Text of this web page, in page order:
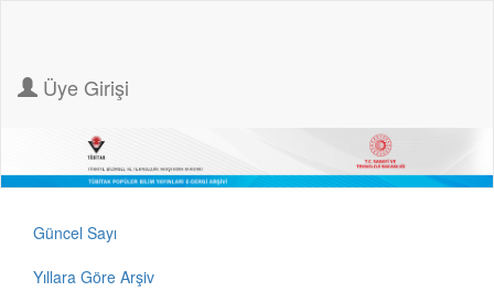
Üye Girişi
Güncel Sayı
Yıllara Göre Arşiv